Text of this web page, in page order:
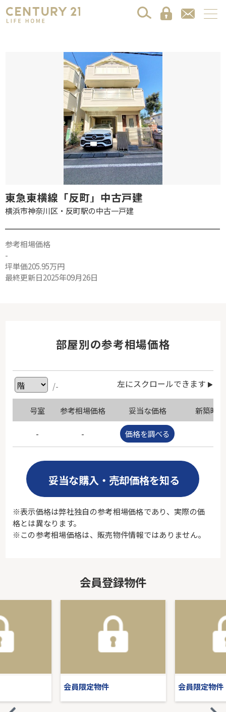
東急東横線「反町」中古戸建
横浜市神奈川区・反町駅の中古一戸建
参考相場価格
-
坪単価205.95万円
最終更新日2025年09月26日
部屋別の参考相場価格
/- 左にスクロールできます
号室 参考相場価格 妥当な価格 新築時
- - 価格を調べる
妥当な購入・売却価格を知る
※表示価格は弊社独自の参考相場価格であり、実際の価
格とは異なります。
※この参考相場価格は、販売物件情報ではありません。
会員登録物件
会員限定物件 会員限定物件